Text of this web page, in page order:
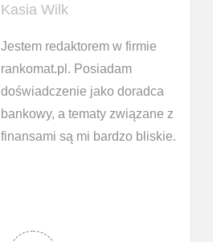
Kasia Wilk
Jestem redaktorem w firmie
rankomat.pl. Posiadam
doświadczenie jako doradca
bankowy, a tematy związane z
finansami są mi bardzo bliskie.